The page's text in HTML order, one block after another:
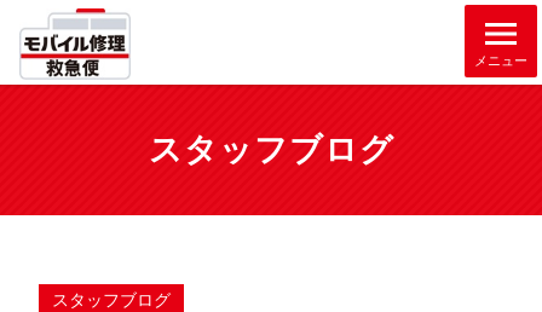
メニュー
スタッフブログ
スタッフブログ